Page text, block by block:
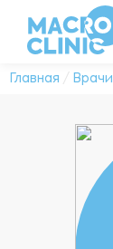
Главная / Врачи